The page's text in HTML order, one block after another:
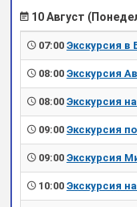
10 Август
07:00 Экскурсия в
08:00 Экскурсия
08:00 Экскурсия
09:00 Экскурсия
09:00 Экскурсия
10:00 Экскурсия